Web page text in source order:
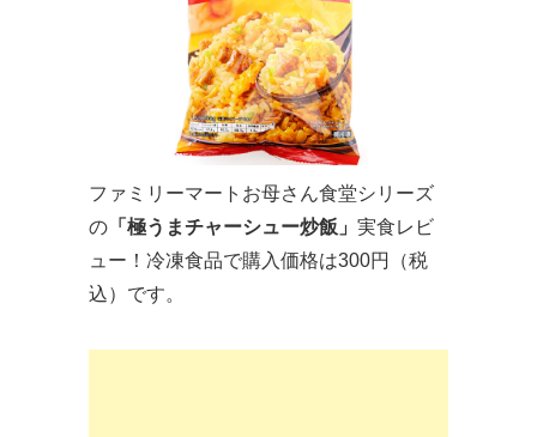
ファミリーマートお母さん食堂シリーズ
の 「極うまチャーシュー炒飯」 実食レビ
ュー！冷凍食品で購入価格は300円（税
込）です。